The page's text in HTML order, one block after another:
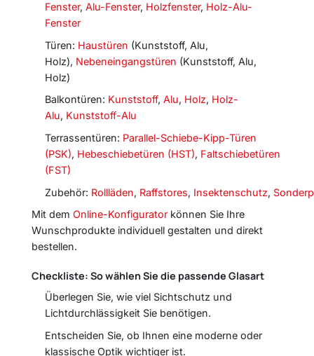
Fenster, Alu-Fenster, Holzfenster, Holz-Alu-
Fenster
Türen: Haustüren (Kunststoff, Alu,
Holz), Nebeneingangstüren (Kunststoff, Alu,
Holz)
Balkontüren: Kunststoff, Alu, Holz, Holz-
Alu, Kunststoff-Alu
Terrassentüren: Parallel-Schiebe-Kipp-Türen
(PSK), Hebeschiebetüren (HST), Faltschiebetüren
(FST)
Zubehör: Rollläden, Raffstores, Insektenschutz,
Mit dem Online-Konfigurator können Sie Ihre
Wunschprodukte individuell gestalten und direkt
bestellen.
Checkliste: So wählen Sie die passende Glasart
Überlegen Sie, wie viel Sichtschutz und
Lichtdurchlässigkeit Sie benötigen.
Entscheiden Sie, ob Ihnen eine moderne oder
klassische Optik wichtiger ist.